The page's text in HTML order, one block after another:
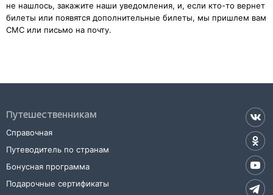
не нашлось, закажите наши уведомления, и, если кто-то вернет
билеты или появятся дополнительные билеты, мы пришлем вам
СМС или письмо на почту.
Путешественникам
Справочная
Путеводитель по странам
Бонусная программа
Подарочные сертификаты